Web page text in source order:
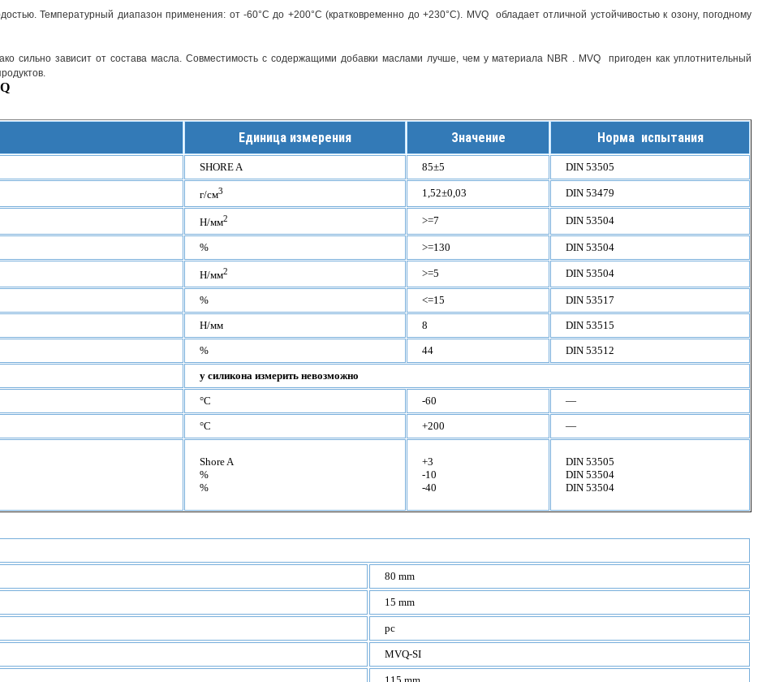
Температурный диапазон применения: от -60°С до +200°С (кратковременно до +230°С). MVQ обладает отличной устойчивостью к озону, погодному
сильно зависит от состава масла. Совместимость с содержащими добавки маслами лучше, чем у материала NBR . MVQ пригоден как уплотнительный
Единица измерения Значение Норма испытания
SHORE A 85±5 DIN 53505
г/см3 1,52±0,03 DIN 53479
Н/мм2 >=7 DIN 53504
% >=130 DIN 53504
Н/мм2 >=5 DIN 53504
% <=15 DIN 53517
Н/мм 8 DIN 53515
% 44 DIN 53512
у силикона измерить невозможно
°С -60 —
°С +200 —
Shore A
%
%
+3
-10
-40
DIN 53505
DIN 53504
DIN 53504
80 mm
15 mm
pc
MVQ-SI